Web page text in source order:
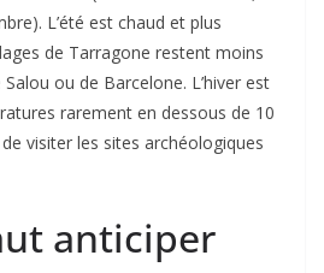
L’été est chaud et plus
de Tarragone restent moins
ou de Barcelone. L’hiver est
rarement en dessous de 10
visiter les sites archéologiques
anticiper